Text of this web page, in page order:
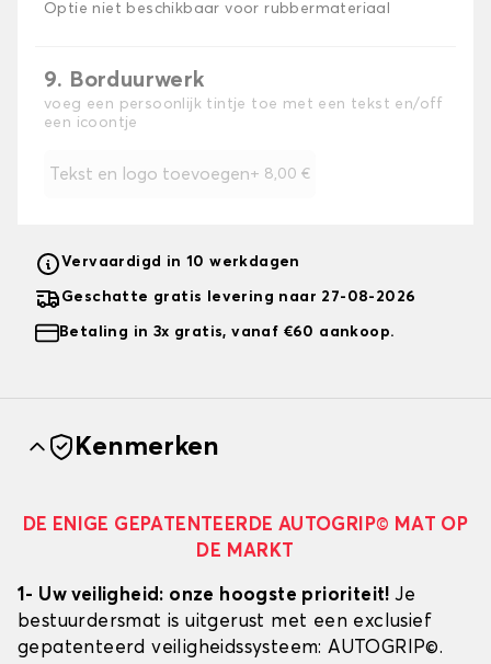
Optie niet beschikbaar voor rubbermateriaal
9. Borduurwerk
voeg een persoonlijk tintje toe met een tekst en/off
een icoontje
Tekst en logo toevoegen+ 8,00 €
Vervaardigd in 10 werkdagen
Geschatte gratis levering naar 27-08-2026
Betaling in 3x gratis, vanaf €60 aankoop.
Kenmerken
DE ENIGE GEPATENTEERDE AUTOGRIP© MAT OP
DE MARKT
1- Uw veiligheid: onze hoogste prioriteit!Je
bestuurdersmat is uitgerust met een exclusief
gepatenteerd veiligheidssysteem: AUTOGRIP©.